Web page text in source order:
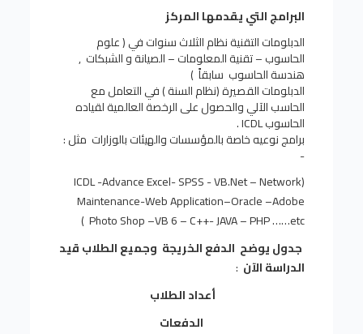
البرامج التي يقدمها المركز
الدبلومات التقنية نظام الثلاث سنوات في ( علوم
الحاسوب – تقنية المعلومات – الصيانة و الشبكات ,
هندسة الحاسوب سابقاً )
الدبلومات القصيرة (نظام السنة ) في التعامل مع
الحاسب الآلي والحصول على الرخصة العالمية لقياده
الحاسوبICDL
.
برامج نوعيه خاصة بالمؤسسات والهيئات بالوزارات مثل :
-
(ICDL -Advance Excel- SPSS - VB.Net – Network
Maintenance-Web Application–Oracle –Adobe
Photo Shop –VB 6 – C++- JAVA – PHP ……etc )
جدول يوضح الدفع الخريجة وجميع الطلاب قيد
الدراسة الآن :
أعداد الطلاب
الدفعات